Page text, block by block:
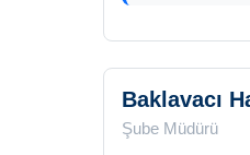
Baklavacı
Şube Müdürü